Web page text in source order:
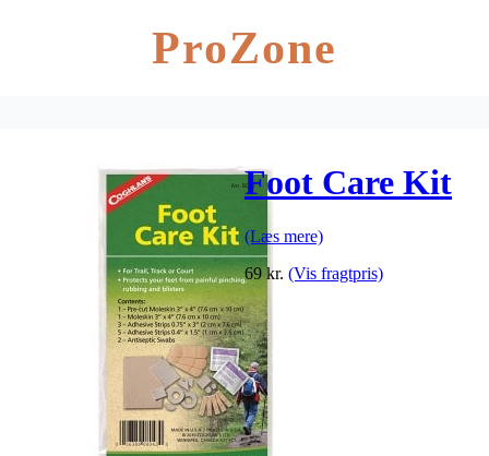
ProZone
Foot Care Kit
(Læs mere)
69 kr. (Vis fragtpris)